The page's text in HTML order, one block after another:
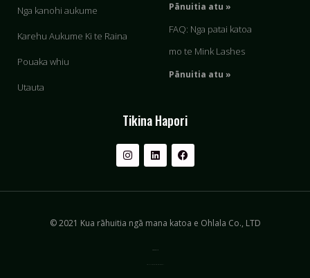
Nga kanohi aukume
Karehu Aukume Ki te Raina
Pouaka whiu
Utauta
Pānuitia atu »
FAQ: Nga patai katoa
mo te Mink Lashes
Pānuitia atu »
Tikina Hapori
© 2021 Kua rāhuitia ngā mana katoa e Ohlala Co., LTD